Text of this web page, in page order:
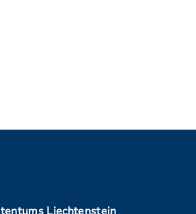
Liechtenstein